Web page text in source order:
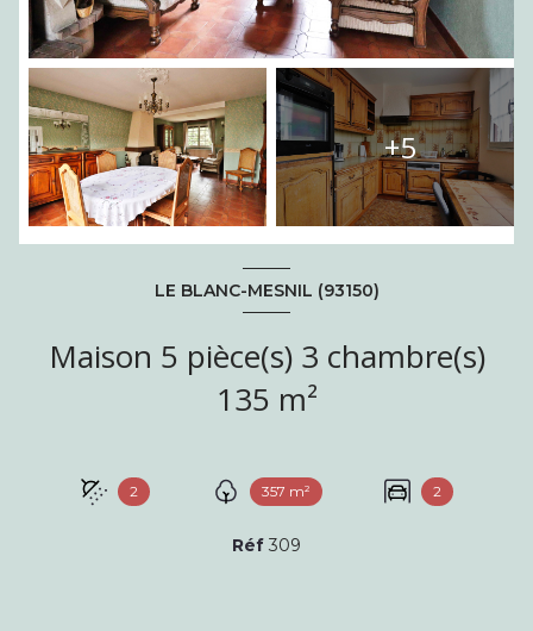
+5
LE BLANC-MESNIL (93150)
Maison 5 pièce(s) 3 chambre(s)
135 m²
2 357 m² 2
Réf 309